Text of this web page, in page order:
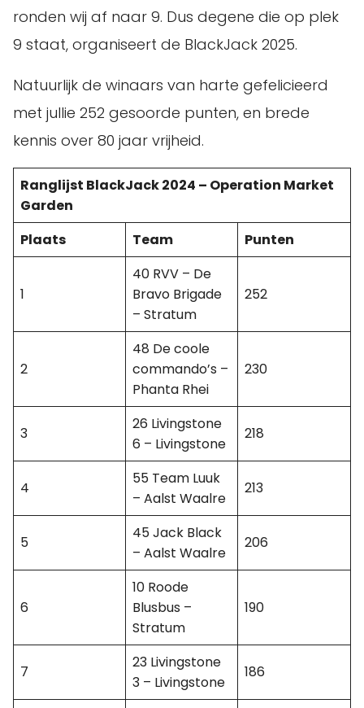
ronden wij af naar 9. Dus degene die op plek
9 staat, organiseert de BlackJack 2025.
Natuurlijk de winaars van harte gefelicieerd
met jullie 252 gesoorde punten, en brede
kennis over 80 jaar vrijheid.
Ranglijst BlackJack 2024 – Operation Market
Garden
Plaats
Team Punten
1
40 RVV – De
Bravo Brigade
– Stratum
252
2
48 De coole
commando’s –
Phanta Rhei
230
3
26 Livingstone
6 – Livingstone
218
4
55 Team Luuk
– Aalst Waalre
213
5
45 Jack Black
– Aalst Waalre
206
6
10 Roode
Blusbus –
Stratum
190
7
23 Livingstone
3 – Livingstone
186